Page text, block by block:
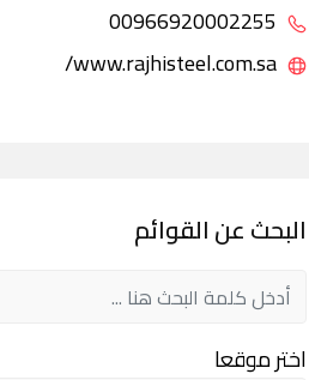
البحث عن القوائم
اختر موقعا